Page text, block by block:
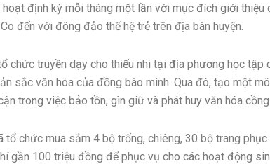
định kỳ mỗi tháng một lần với mục đích giới thiệu
đến với đông đảo thế hệ trẻ trên địa bàn huyện.
chức truyền dạy cho thiếu nhi tại địa phương học tập
sắc văn hóa của đồng bào mình. Qua đó, tạo một
trong việc bảo tồn, gìn giữ và phát huy văn hóa
tổ chức mua sắm 4 bộ trống, chiêng, 30 bộ trang
gần 100 triệu đồng để phục vụ cho các hoạt động